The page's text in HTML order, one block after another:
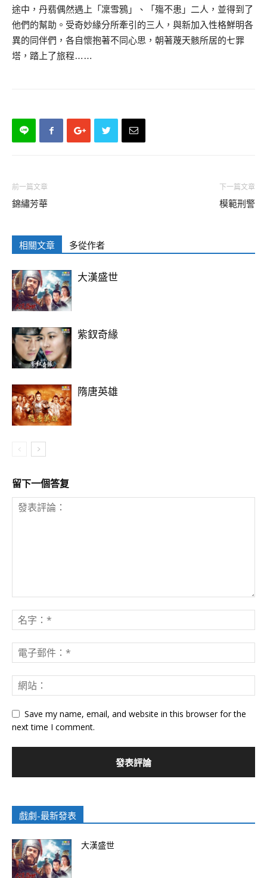
途中，丹翡偶然遇上「凜雪鴉」、「殤不患」二人，並得到了
他們的幫助。受奇妙緣分所牽引的三人，與新加入性格鮮明各
異的同伴們，各自懷抱著不同心思，朝著蔑天骸所居的七罪
塔，踏上了旅程……
前一篇文章
錦繡芳華
下一篇文章
模範刑警
相關文章 多從作者
大漢盛世
紫釵奇緣
隋唐英雄
留下一個答复
Save my name, email, and website in this browser for the
next time I comment.
戲劇-最新發表
大漢盛世